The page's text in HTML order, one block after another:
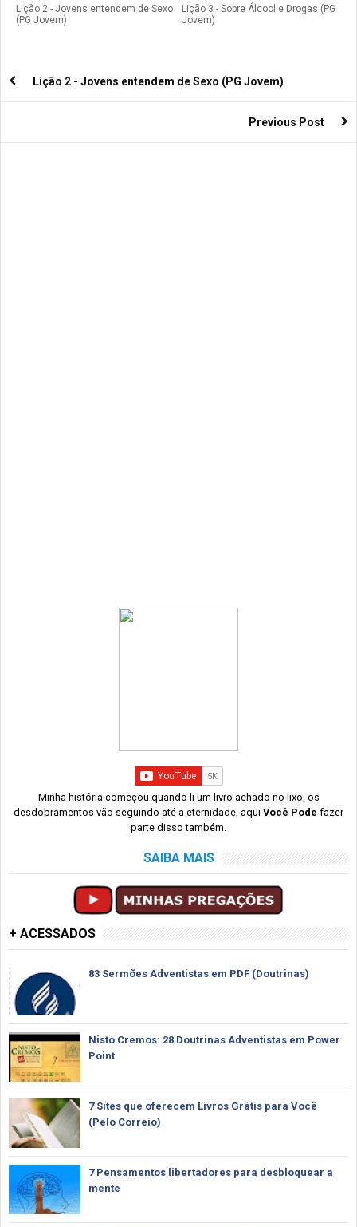
Lição 2 - Jovens entendem de Sexo
(PG Jovem)
Lição 3 - Sobre Álcool e Drogas (PG
Jovem)
Lição 2 - Jovens entendem de Sexo (PG Jovem)
Previous Post
Minha história começou quando li um livro achado no lixo, os
desdobramentos vão seguindo até a eternidade, aqui Você Pode fazer
parte disso também.
SAIBA MAIS
+ ACESSADOS
83 Sermões Adventistas em PDF (Doutrinas)
Nisto Cremos: 28 Doutrinas Adventistas em Power
Point
7 Sites que oferecem Livros Grátis para Você
(Pelo Correio)
7 Pensamentos libertadores para desbloquear a
mente